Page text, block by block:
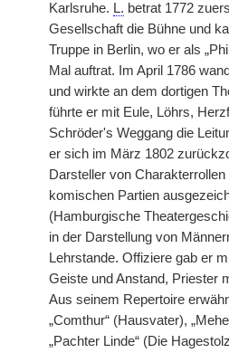
Karlsruhe. L. betrat 1772
Gesellschaft die Bühne und
Truppe in Berlin, wo er als
Mal auftrat. Im April 1786
und wirkte an dem dortigen
führte er mit Eule, Löhrs,
Schröder's Weggang die
er sich im März 1802
Darsteller von
komischen Partien
(Hamburgische
in der Darstellung von
Lehrstande. Offiziere gab er
Geiste und Anstand, Priester
Aus seinem Repertoire
„Comthur“ (Hausvater),
„Pachter Linde“ (Die